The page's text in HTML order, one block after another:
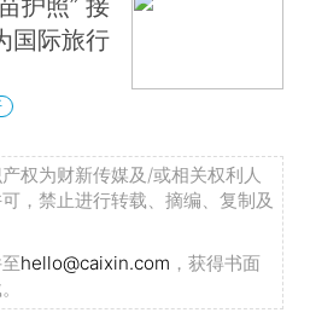
国际旅行
权为财新传媒及/或相关权利人
，禁止进行转载、摘编、复制及
hello@caixin.com ，获得书面